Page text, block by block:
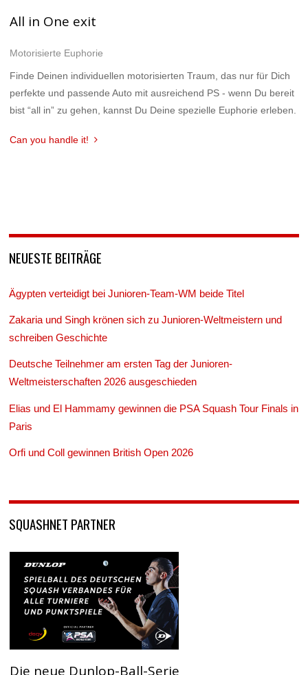
All in One exit
Motorisierte Euphorie
Finde Deinen individuellen motorisierten Traum, das nur für Dich
perfekte und passende Auto mit ausreichend PS - wenn Du bereit
bist “all in” zu gehen, kannst Du Deine spezielle Euphorie erleben.
Can you handle it!
NEUESTE BEITRÄGE
Ägypten verteidigt bei Junioren-Team-WM beide Titel
Zakaria und Singh krönen sich zu Junioren-Weltmeistern und
schreiben Geschichte
Deutsche Teilnehmer am ersten Tag der Junioren-
Weltmeisterschaften 2026 ausgeschieden
Elias und El Hammamy gewinnen die PSA Squash Tour Finals in
Paris
Orfi und Coll gewinnen British Open 2026
SQUASHNET PARTNER
Die neue Dunlop-Ball-Serie